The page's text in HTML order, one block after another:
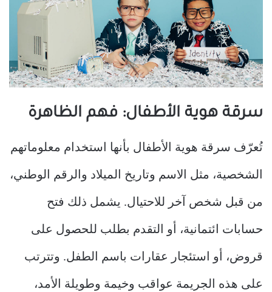
سرقة هوية الأطفال: فهم الظاهرة
تُعرّف سرقة هوية الأطفال بأنها استخدام معلوماتهم
الشخصية، مثل الاسم وتاريخ الميلاد والرقم الوطني،
من قبل شخص آخر للاحتيال. يشمل ذلك فتح
حسابات ائتمانية، أو التقدم بطلب للحصول على
قروض، أو استئجار عقارات باسم الطفل. وتترتب
على هذه الجريمة عواقب وخيمة وطويلة الأمد،